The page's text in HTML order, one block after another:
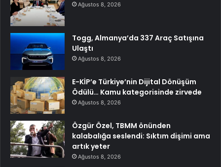
Ağustos 8, 2026
Togg, Almanya’da 337 Araç Satışına
Ulaştı
Ağustos 8, 2026
E-KİP’e Türkiye’nin Dijital Dönüşüm
Ödülü… Kamu kategorisinde zirvede
Ağustos 8, 2026
Özgür Özel, TBMM önünden
kalabalığa seslendi: Sıktım dişimi ama
artık yeter
Ağustos 8, 2026